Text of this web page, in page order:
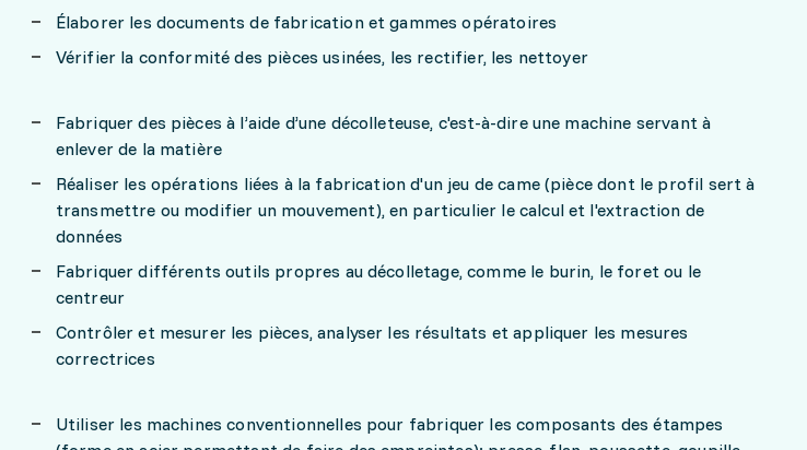
Élaborer les documents de fabrication et gammes opératoires
Vérifier la conformité des pièces usinées, les rectifier, les nettoyer
Fabriquer des pièces à l’aide d’une décolleteuse, c'est-à-dire une machine servant à
enlever de la matière
Réaliser les opérations liées à la fabrication d'un jeu de came (pièce dont le profil sert à
transmettre ou modifier un mouvement), en particulier le calcul et l'extraction de
données
Fabriquer différents outils propres au décolletage, comme le burin, le foret ou le
centreur
Contrôler et mesurer les pièces, analyser les résultats et appliquer les mesures
correctrices
Utiliser les machines conventionnelles pour fabriquer les composants des étampes